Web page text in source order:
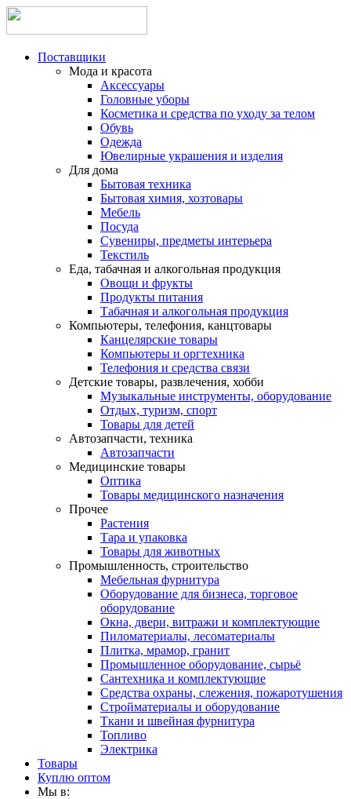
Поставщики
Мода и красота
Аксессуары
Головные уборы
Косметика и средства по уходу за телом
Обувь
Одежда
Ювелирные украшения и изделия
Для дома
Бытовая техника
Бытовая химия, хозтовары
Мебель
Посуда
Сувениры, предметы интерьера
Текстиль
Еда, табачная и алкогольная продукция
Овощи и фрукты
Продукты питания
Табачная и алкогольная продукция
Компьютеры, телефония, канцтовары
Канцелярские товары
Компьютеры и оргтехника
Телефония и средства связи
Детские товары, развлечения, хобби
Музыкальные инструменты, оборудование
Отдых, туризм, спорт
Товары для детей
Автозапчасти, техника
Автозапчасти
Медицинские товары
Оптика
Товары медицинского назначения
Прочее
Растения
Тара и упаковка
Товары для животных
Промышленность, строительство
Мебельная фурнитура
Оборудование для бизнеса, торговое
оборудование
Окна, двери, витражи и комплектующие
Пиломатериалы, лесоматериалы
Плитка, мрамор, гранит
Промышленное оборудование, сырьё
Сантехника и комплектующие
Средства охраны, слежения, пожаротушения
Стройматериалы и оборудование
Ткани и швейная фурнитура
Топливо
Электрика
Товары
Куплю оптом
Мы в: